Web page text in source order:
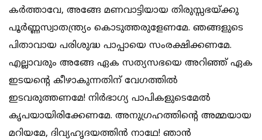
കര്‍ത്താവേ, അങ്ങേ മണവാട്ടിയായ തിരുസ്സഭയ്ക്കു
പൂര്‍ണ്ണസ്വാതന്ത്ര്യം കൊടുത്തരുളേണമേ. ഞങ്ങളുടെ
പിതാവായ പരിശുദ്ധ പാപ്പായെ സംരക്ഷിക്കണമേ.
എല്ലാവരും അങ്ങേ ഏക സത്യസഭയെ അറിഞ്ഞ് ഏക
ഇടയന്‍റെ കീഴാകുന്നതിന് വേഗത്തില്‍
ഇടവരുത്തണമേ! നിര്‍ഭാഗ്യ പാപികളുടെമേല്‍
കൃപയായിരിക്കേണമേ. അനുഗ്രഹത്തിന്‍റെ അമ്മയായ
മറിയമേ, ദിവ്യഹൃദയത്തിന്‍ നാഥേ! ഞാന്‍